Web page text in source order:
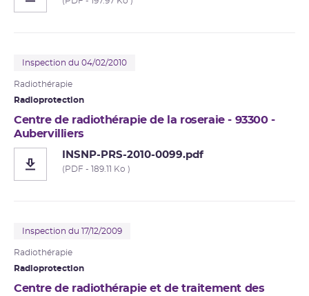
Inspection du 04/02/2010
Radiothérapie
Radioprotection
Centre de radiothérapie de la roseraie - 93300 -
Aubervilliers
INSNP-PRS-2010-0099.pdf
(PDF - 189.11 Ko )
Inspection du 17/12/2009
Radiothérapie
Radioprotection
Centre de radiothérapie et de traitement des